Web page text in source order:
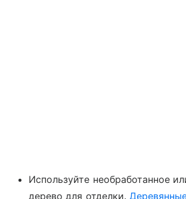
Используйте необработанное
дерево для отделки.